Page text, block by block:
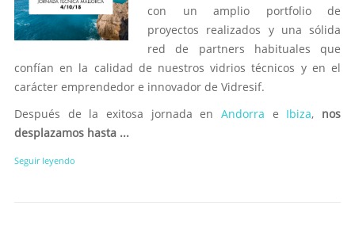
con un amplio portfolio de
proyectos realizados y una sólida
red de partners habituales que
confían en la calidad de nuestros vidrios técnicos y en el
carácter emprendedor e innovador de Vidresif.
Después de la exitosa jornada en Andorra e Ibiza, nos
desplazamos hasta ...
Seguir leyendo